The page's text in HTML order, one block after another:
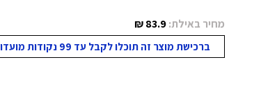
מחיר באילת:83.9 ₪
ברכישת מוצר זה תוכלו לקבל עד 99 נקודות מועדון!